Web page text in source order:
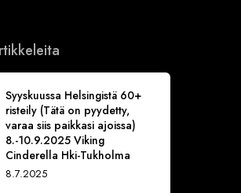
Syyskuussa Helsingistä 60+
risteily (Tätä on pyydetty,
varaa siis paikkasi ajoissa)
8.-10.9.2025 Viking
Cinderella Hki-Tukholma
8.7.2025